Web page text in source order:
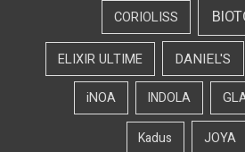
CORIOLISS
DANIEL'S
ELIXIR ULTIME
INDOLA
iNOA
JOYA
Kadus